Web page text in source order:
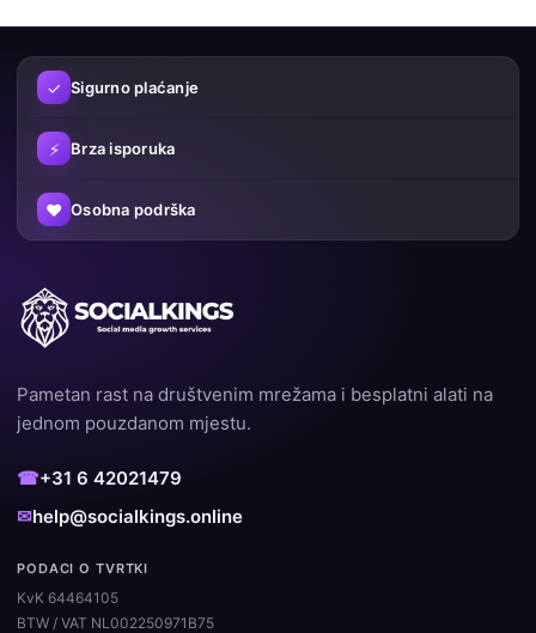
✓ Sigurno plaćanje
⚡ Brza isporuka
♥ Osobna podrška
Pametan rast na društvenim mrežama i besplatni alati na
jednom pouzdanom mjestu.
☎+31 6 42021479
✉help@socialkings.online
PODACI O TVRTKI
KvK 64464105
BTW / VAT NL002250971B75